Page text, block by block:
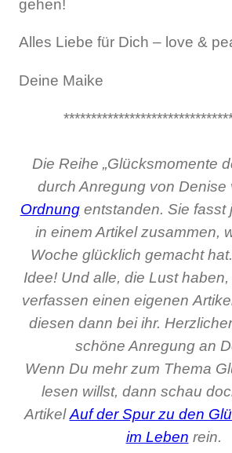
gehen!
Alles Liebe für Dich – love &
Deine Maike
Die Reihe „Glücksmomente
durch Anregung von Denise
Ordnungentstanden. Sie fasst
in einem Artikel zusammen,
Woche glücklich gemacht
Idee! Und alle, die Lust
verfassen einen eigenen
diesen dann bei ihr.
schöne Anregung an
Wenn Du mehr zum Thema
lesen willst, dann schau
ArtikelAuf der Spur zu den
im Leben rein.